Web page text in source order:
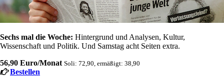
Sechs mal die Woche: Hintergrund und Analysen, Kultur,
Wissenschaft und Politik. Und Samstag acht Seiten extra.
56,90 Euro/Monat Soli: 72,90, ermäßigt: 38,90
Bestellen